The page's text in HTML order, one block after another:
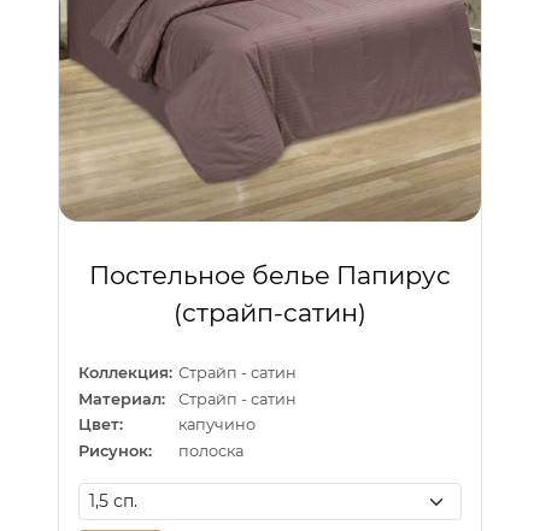
Постельное белье Папирус
(страйп-сатин)
Коллекция: Страйп - сатин
Материал:
Страйп - сатин
Цвет:
капучино
Рисунок:
полоска